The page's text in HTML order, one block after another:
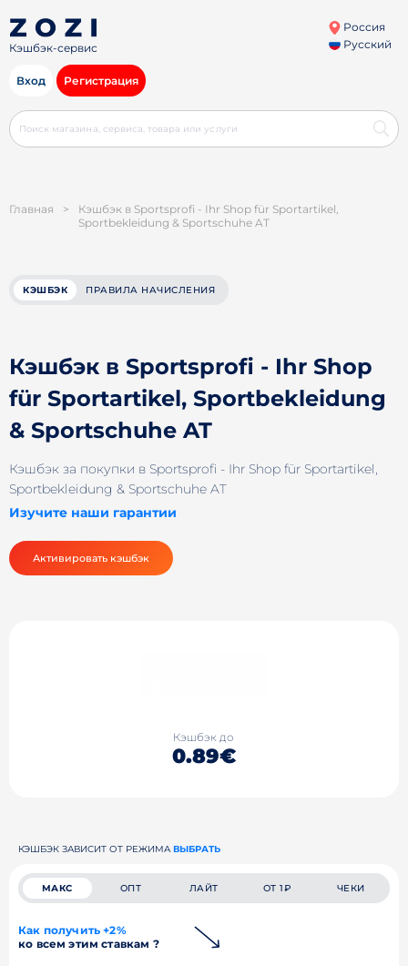
Кэшбэк-сервис
Россия
Русский
Вход Регистрация
Главная >
Кэшбэк в Sportsprofi - Ihr Shop für Sportartikel,
Sportbekleidung & Sportschuhe AT
КЭШБЭК ПРАВИЛА НАЧИСЛЕНИЯ
Кэшбэк в Sportsprofi - Ihr Shop
für Sportartikel, Sportbekleidung
& Sportschuhe AT
Кэшбэк за покупки в Sportsprofi - Ihr Shop für Sportartikel,
Sportbekleidung & Sportschuhe AT
Изучите наши гарантии
Активировать кэшбэк
Кэшбэк до
0.89€
КЭШБЭК ЗАВИСИТ ОТ РЕЖИМА ВЫБРАТЬ
МАКС ОПТ ЛАЙТ ОТ 1₽ ЧЕКИ
Как получить +2%
ко всем этим ставкам ?